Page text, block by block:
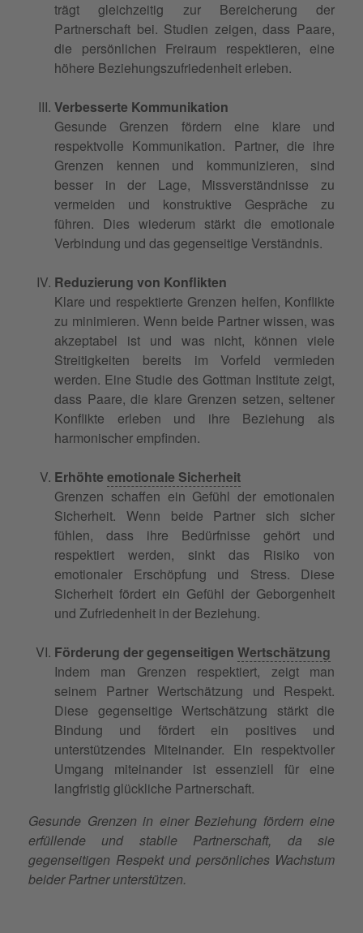
trägt gleichzeitig zur Bereicherung der
Partnerschaft bei. Studien zeigen, dass Paare,
die persönlichen Freiraum respektieren, eine
höhere Beziehungszufriedenheit erleben.
Verbesserte Kommunikation
Gesunde Grenzen fördern eine klare und
respektvolle Kommunikation. Partner, die ihre
Grenzen kennen und kommunizieren, sind
besser in der Lage, Missverständnisse zu
vermeiden und konstruktive Gespräche zu
führen. Dies wiederum stärkt die emotionale
Verbindung und das gegenseitige Verständnis.
Reduzierung von Konflikten
Klare und respektierte Grenzen helfen, Konflikte
zu minimieren. Wenn beide Partner wissen, was
akzeptabel ist und was nicht, können viele
Streitigkeiten bereits im Vorfeld vermieden
werden. Eine Studie des Gottman Institute zeigt,
dass Paare, die klare Grenzen setzen, seltener
Konflikte erleben und ihre Beziehung als
harmonischer empfinden.
Erhöhte emotionale Sicherheit
Grenzen schaffen ein Gefühl der emotionalen
Sicherheit. Wenn beide Partner sich sicher
fühlen, dass ihre Bedürfnisse gehört und
respektiert werden, sinkt das Risiko von
emotionaler Erschöpfung und Stress. Diese
Sicherheit fördert ein Gefühl der Geborgenheit
und Zufriedenheit in der Beziehung.
Förderung der gegenseitigen Wertschätzung
Indem man Grenzen respektiert, zeigt man
seinem Partner Wertschätzung und Respekt.
Diese gegenseitige Wertschätzung stärkt die
Bindung und fördert ein positives und
unterstützendes Miteinander. Ein respektvoller
Umgang miteinander ist essenziell für eine
langfristig glückliche Partnerschaft.
Gesunde Grenzen in einer Beziehung fördern eine
erfüllende und stabile Partnerschaft, da sie
gegenseitigen Respekt und persönliches Wachstum
beider Partner unterstützen.